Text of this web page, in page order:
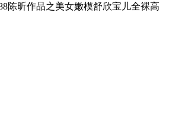
陈昕作品之美女嫩模舒欣宝儿全裸高